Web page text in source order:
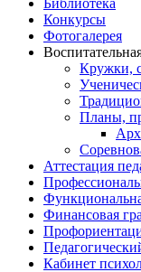
Конкурсы
Фотогалерея
Кружки,
Планы,
Аттестация
Финансовая
Кабинет